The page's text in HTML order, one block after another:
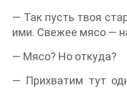
— Так пусть твоя
ими. Свежее мясо —
— Мясо? Но откуда?
— Прихватим тут